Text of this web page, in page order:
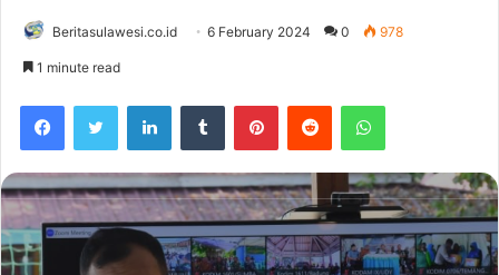
Beritasulawesi.co.id 6 February 2024 0 978
1 minute read